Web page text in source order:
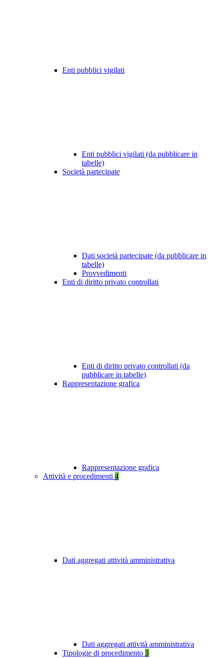
Enti pubblici vigilati
Enti pubblici vigilati (da pubblicare in
tabelle)
Società partecipate
Dati società partecipate (da pubblicare in
tabelle)
Provvedimenti
Enti di diritto privato controllati
Enti di diritto privato controllati (da
pubblicare in tabelle)
Rappresentazione grafica
Rappresentazione grafica
Attività e procedimenti 4
Dati aggregati attività amministrativa
Dati aggregati attività amministrativa
Tipologie di procedimento 3